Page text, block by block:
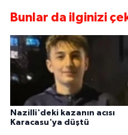
Bunlar da ilginizi
Nazilli'deki kazanın acısı
Karacasu'ya düştü